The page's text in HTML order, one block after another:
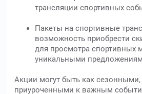
трансляции спортивных
Пакеты на спортивные
возможность приобрести
для просмотра спортивных
уникальными
Акции могут быть как сезонными,
приуроченными к важным